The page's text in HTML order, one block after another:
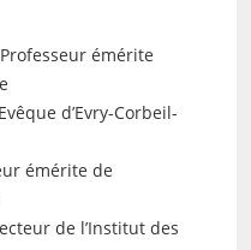
émérite
d’Evry-Corbeil-
émérite de
de l’Institut des